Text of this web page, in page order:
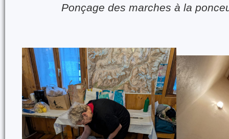
Ponçage des marches à la